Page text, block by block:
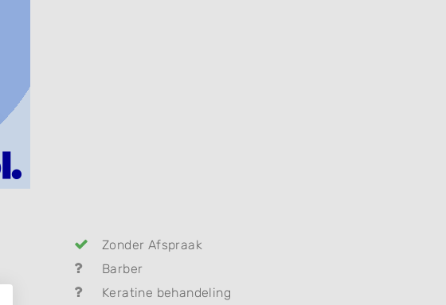
Zonder Afspraak
Barber
Keratine behandeling